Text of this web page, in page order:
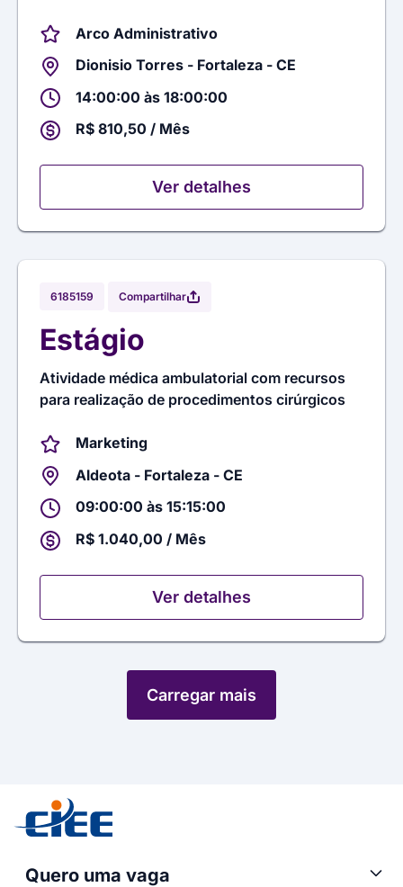
Arco Administrativo
Dionisio Torres - Fortaleza - CE
14:00:00 às 18:00:00
R$ 810,50 / Mês
Ver detalhes
6185159 Compartilhar
Estágio
Atividade médica ambulatorial com recursos
para realização de procedimentos cirúrgicos
Marketing
Aldeota - Fortaleza - CE
09:00:00 às 15:15:00
R$ 1.040,00 / Mês
Ver detalhes
Carregar mais
Quero uma vaga